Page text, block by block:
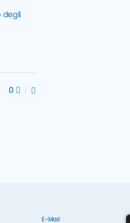
degli
0
E-Mail